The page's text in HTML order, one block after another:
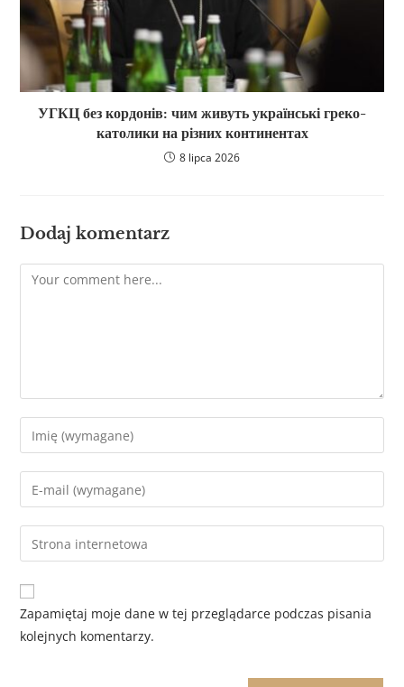
УГКЦ без кордонів: чим живуть українські греко-
католики на різних континентах
8 lipca 2026
Dodaj komentarz
Zapamiętaj moje dane w tej przeglądarce podczas pisania
kolejnych komentarzy.